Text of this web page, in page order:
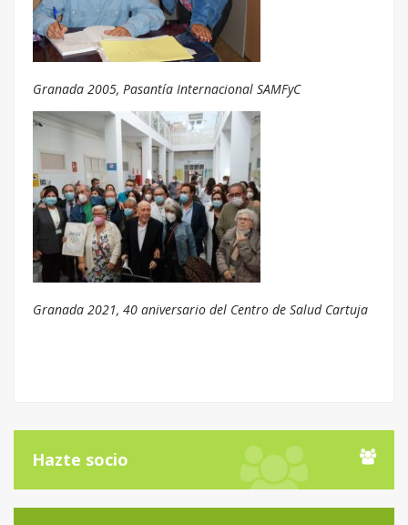
Granada 2005, Pasantía Internacional SAMFyC
Granada 2021, 40 aniversario del Centro de Salud Cartuja
Hazte socio